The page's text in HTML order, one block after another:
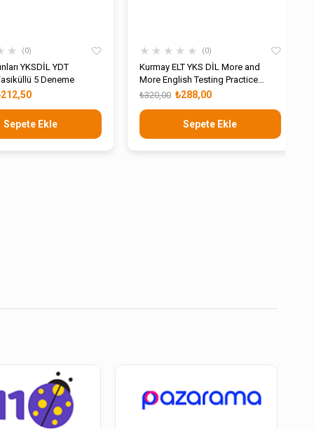
★ 0
YKSDİL YDT
5 Deneme
Sepete Ekle
★ ★ ★ ★ ★ 0
Kurmay ELT YKS DİL More and
More English Testing Practice
Exams 5 Deneme
₺288,00
₺320,00
Sepete Ekle